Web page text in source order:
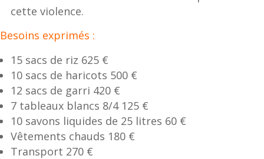
cette violence.
Besoins exprimés :
15 sacs de riz 625 €
10 sacs de haricots 500 €
12 sacs de garri 420 €
7 tableaux blancs 8/4 125 €
10 savons liquides de 25 litres 60 €
Vêtements chauds 180 €
Transport 270 €